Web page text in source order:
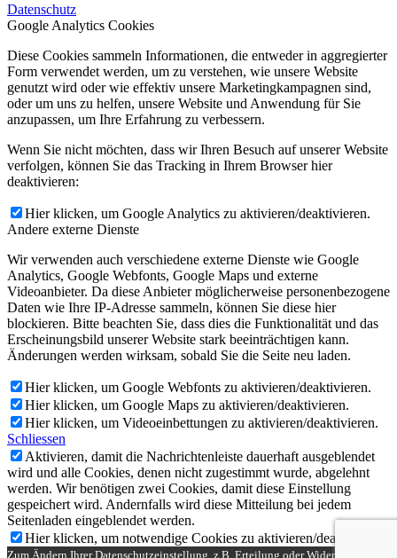
Datenschutz
Google Analytics Cookies
Diese Cookies sammeln Informationen, die entweder in aggregierter
Form verwendet werden, um zu verstehen, wie unsere Website
genutzt wird oder wie effektiv unsere Marketingkampagnen sind,
oder um uns zu helfen, unsere Website und Anwendung für Sie
anzupassen, um Ihre Erfahrung zu verbessern.
Wenn Sie nicht möchten, dass wir Ihren Besuch auf unserer Website
verfolgen, können Sie das Tracking in Ihrem Browser hier
deaktivieren:
Hier klicken, um Google Analytics zu aktivieren/deaktivieren.
Andere externe Dienste
Wir verwenden auch verschiedene externe Dienste wie Google
Analytics, Google Webfonts, Google Maps und externe
Videoanbieter. Da diese Anbieter möglicherweise personenbezogene
Daten wie Ihre IP-Adresse sammeln, können Sie diese hier
blockieren. Bitte beachten Sie, dass dies die Funktionalität und das
Erscheinungsbild unserer Website stark beeinträchtigen kann.
Änderungen werden wirksam, sobald Sie die Seite neu laden.
Hier klicken, um Google Webfonts zu aktivieren/deaktivieren.
Hier klicken, um Google Maps zu aktivieren/deaktivieren.
Hier klicken, um Videoeinbettungen zu aktivieren/deaktivieren.
Schliessen
Aktivieren, damit die Nachrichtenleiste dauerhaft ausgeblendet
wird und alle Cookies, denen nicht zugestimmt wurde, abgelehnt
werden. Wir benötigen zwei Cookies, damit diese Einstellung
gespeichert wird. Andernfalls wird diese Mitteilung bei jedem
Seitenladen eingeblendet werden.
Hier klicken, um notwendige Cookies zu aktivieren/deaktivieren.
Zum Ändern Ihrer Datenschutzeinstellung, z.B. Erteilung oder Widerruf von